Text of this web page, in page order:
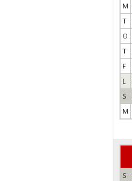
M
T
O
T
F
L
S
M
S